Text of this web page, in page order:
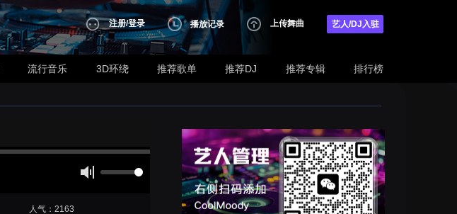
注册/登录 播放记录 上传舞曲 艺人/DJ入驻
流行音乐 3D环绕 推荐歌单 推荐DJ 推荐专辑 排行榜
人气：2163